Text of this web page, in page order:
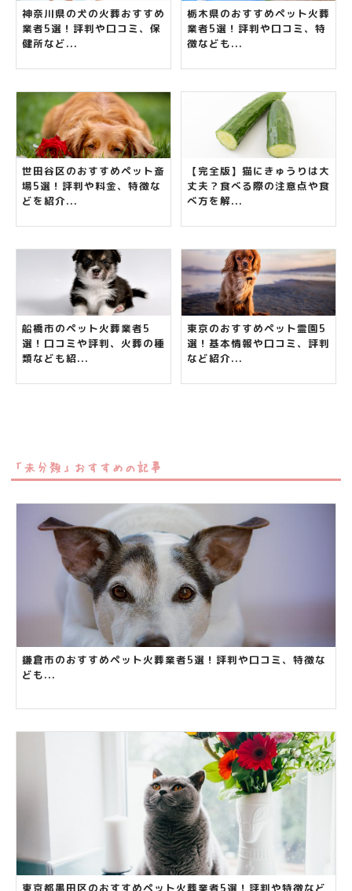
神奈川県の犬の火葬おすすめ
業者5選！評判や口コミ、保
健所など...
栃木県のおすすめペット火葬
業者5選！評判や口コミ、特
徴なども...
世田谷区のおすすめペット斎
場5選！評判や料金、特徴な
どを紹介...
【完全版】猫にきゅうりは大
丈夫？食べる際の注意点や食
べ方を解...
船橋市のペット火葬業者5
選！口コミや評判、火葬の種
類なども紹...
東京のおすすめペット霊園5
選！基本情報や口コミ、評判
など紹介...
「未分類」おすすめの記事
鎌倉市のおすすめペット火葬業者5選！評判や口コミ、特徴な
ども...